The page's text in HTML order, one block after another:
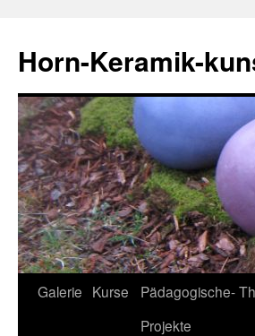
Horn-Keramik-
Zum
Galerie Kurse
Pädagogische-
Projekte